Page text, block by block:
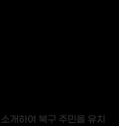
개하여 북구 주민을 유치